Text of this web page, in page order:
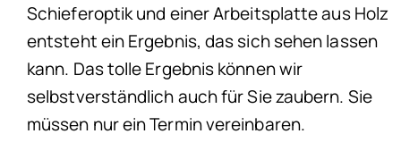
Schieferoptik und einer Arbeitsplatte aus Holz
entsteht ein Ergebnis, das sich sehen lassen
kann. Das tolle Ergebnis können wir
selbstverständlich auch für Sie zaubern. Sie
müssen nur ein Termin vereinbaren.